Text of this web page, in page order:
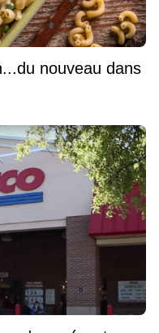
nouveau dans